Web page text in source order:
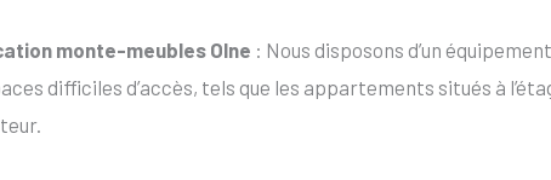
monte-meubles Olne : Nous disposons d’un
difficiles d’accès, tels que les appartements situés à